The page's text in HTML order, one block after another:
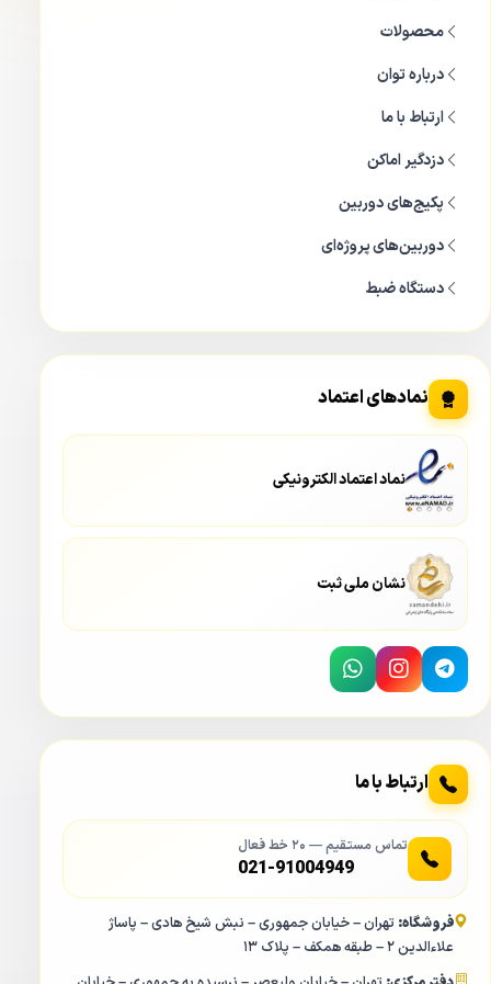
محصولات
درباره توان
ارتباط با ما
دزدگیر اماکن
پکیج‌های دوربین
دوربین‌های پروژه‌ای
دستگاه ضبط
نمادهای اعتماد
نماد اعتماد الکترونیکی
نشان ملی ثبت
ارتباط با ما
تماس مستقیم — ۲۰ خط فعال
021-91004949
فروشگاه: تهران – خیابان جمهوری – نبش شیخ هادی – پاساژ
علاءالدین ۲ – طبقه همکف – پلاک ۱۳